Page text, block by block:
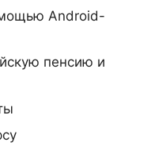
Android-
пенсию и